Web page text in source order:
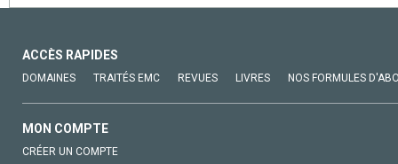
ACCÈS RAPIDES
DOMAINES TRAITÉS EMC REVUES LIVRES NOS FORMULES
MON COMPTE
CRÉER UN COMPTE